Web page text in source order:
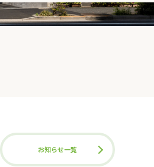
お知らせ一覧